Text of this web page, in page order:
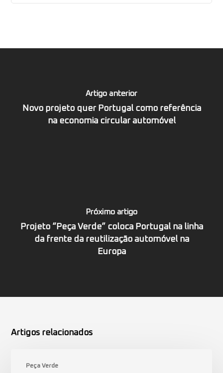
Artigo anterior
Novo projeto quer Portugal como referência
na economia circular automóvel
Próximo artigo
Projeto “Peça Verde” coloca Portugal na linha
da frente da reutilização automóvel na
Europa
Artigos relacionados
Peça Verde
Verde: